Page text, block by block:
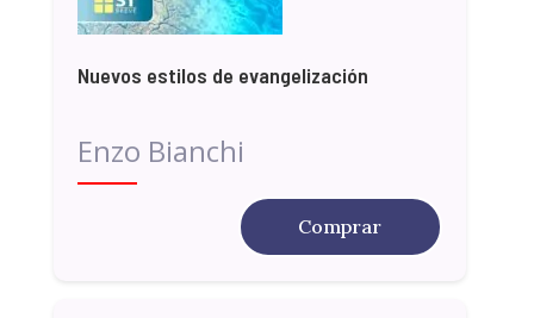
Nuevos estilos de evangelización
Enzo Bianchi
Comprar